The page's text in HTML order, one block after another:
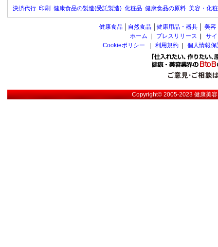
決済代行 印刷 健康食品の製造(受託製造) 化粧品 健康食品の原料 美容・化
健康食品 自然食品 健康用品・器具 美容
ホーム
プレスリリース
サ
Cookieポリシー
利用規約 個人情報
Copyright© 2005-2023健康美